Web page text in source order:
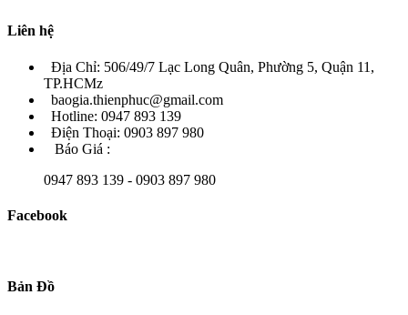
Liên hệ
Địa Chỉ: 506/49/7 Lạc Long Quân, Phường 5, Quận 11,
TP.HCMz
baogia.thienphuc@gmail.com
Hotline: 0947 893 139
Điện Thoại: 0903 897 980
Báo Giá :
0947 893 139 - 0903 897 980
Facebook
Bản Đồ